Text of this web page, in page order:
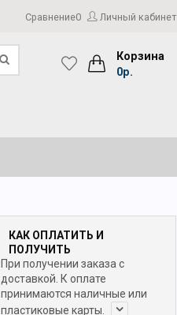
Сравнение0 Личный кабинет
Корзина
0р.
КАК ОПЛАТИТЬ И
ПОЛУЧИТЬ
При получении заказа с
доставкой. К оплате
принимаются наличные или
пластиковые карты.